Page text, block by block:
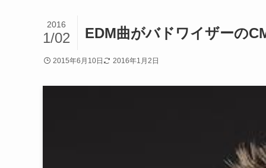
EDM曲がバドワイザーの
2016
1/02
2015年6月10日 2016年1月2日